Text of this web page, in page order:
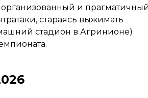
и
стараясь выжимать
стадион в Агринионе)